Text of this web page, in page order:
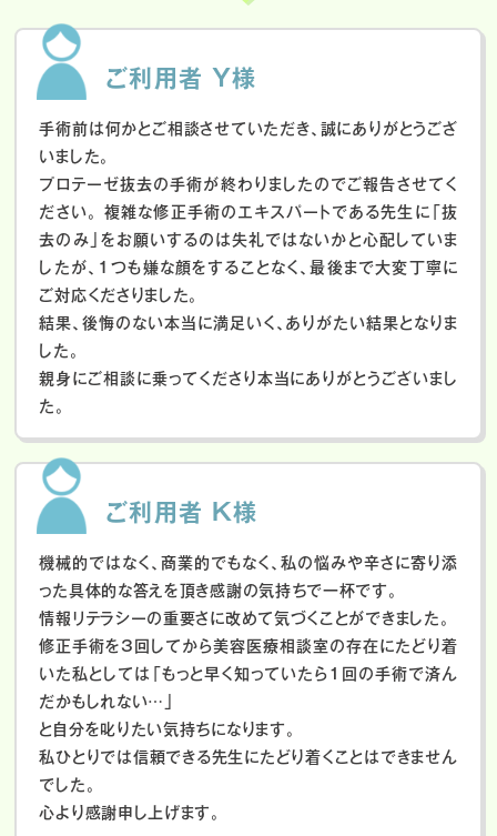
ご利用者 Y様
手術前は何かとご相談させていただき、誠にありがとうござ
いました。
プロテーゼ抜去の手術が終わりましたのでご報告させてく
ださい。
複雑な修正手術のエキスパートである先生に「抜
去のみ」をお願いするのは失礼ではないかと心配していま
したが、１つも嫌な顔をすることなく、最後まで大変丁寧に
ご対応くださりました。
結果、後悔のない本当に満足いく、ありがたい結果となりま
した。
親身にご相談に乗ってくださり本当にありがとうございまし
た。
ご利用者 K様
機械的ではなく、商業的でもなく、私の悩みや辛さに寄り添
った具体的な答えを頂き感謝の気持ちで一杯です。
情報リテラシーの重要さに改めて気づくことができました。
修正手術を3回してから美容医療相談室の存在にたどり着
いた私としては「もっと早く知っていたら1回の手術で済ん
だかもしれない…」
と自分を叱りたい気持ちになります。
私ひとりでは信頼できる先生にたどり着くことはできません
でした。
心より感謝申し上げます。